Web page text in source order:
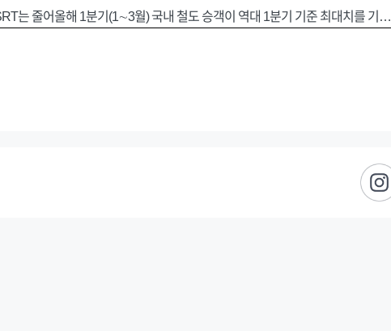
는 줄어올해 1분기(1∼3월) 국내 철도 승객이 역대 1분기 기준 최대치를 기…